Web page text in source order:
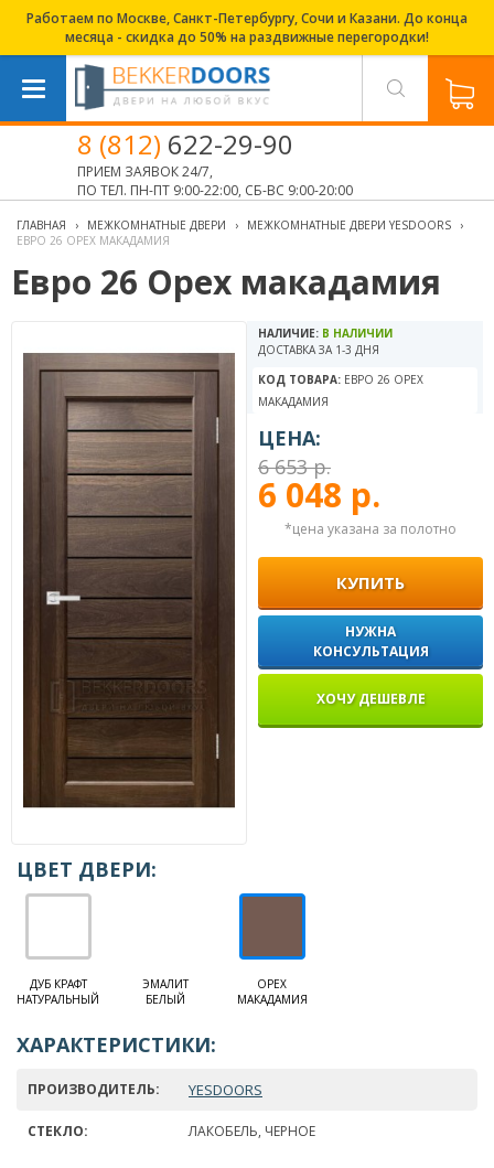
Работаем по Москве, Санкт-Петербургу, Сочи и Казани. До конца
месяца - скидка до 50% на раздвижные перегородки!
8 (812) 622-29-90
ПРИЕМ ЗАЯВОК 24/7,
ПО ТЕЛ. ПН-ПТ 9:00-22:00, СБ-ВС 9:00-20:00
ГЛАВНАЯ › МЕЖКОМНАТНЫЕ ДВЕРИ › МЕЖКОМНАТНЫЕ ДВЕРИ YESDOORS
›
ЕВРО 26 ОРЕХ МАКАДАМИЯ
Евро 26 Орех макадамия
НАЛИЧИЕ: В НАЛИЧИИ
ДОСТАВКА ЗА 1-3 ДНЯ
КОД ТОВАРА: ЕВРО 26 ОРЕХ
МАКАДАМИЯ
ЦЕНА:
6 653 р.
6 048 р.
*цена указана за полотно
КУПИТЬ
НУЖНА
КОНСУЛЬТАЦИЯ
ХОЧУ ДЕШЕВЛЕ
ЦВЕТ ДВЕРИ:
ДУБ КРАФТ
НАТУРАЛЬНЫЙ
ЭМАЛИТ
БЕЛЫЙ
ОРЕХ
МАКАДАМИЯ
ХАРАКТЕРИСТИКИ:
ПРОИЗВОДИТЕЛЬ: YESDOORS
СТЕКЛО: ЛАКОБЕЛЬ, ЧЕРНОЕ